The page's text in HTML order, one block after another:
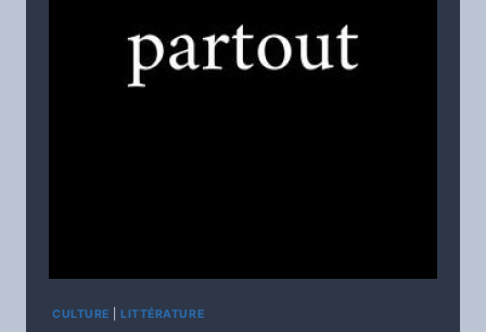
CULTURE LITTÉRATURE